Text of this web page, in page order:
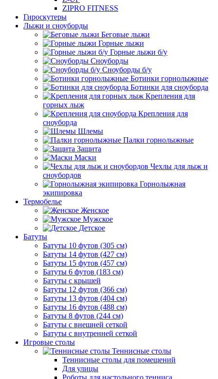
ZIPRO FITNESS
Гироскутеры
Лыжи и сноуборды
Беговые лыжи
Горные лыжи
Горные лыжи б/у
Сноуборды
Сноуборды б/у
Ботинки горнолыжные
Ботинки для сноуборда
Крепления для
горных лыж
Крепления для
сноуборда
Шлемы
Палки горнолыжные
Защита
Маски
Чехлы для лыж и
сноубордов
Горнолыжная
экипировка
Термобелье
Женское
Мужское
Детское
Батуты
Батуты 10 футов (305 см)
Батуты 14 футов (427 см)
Батуты 15 футов (457 см)
Батуты 6 футов (183 см)
Батуты с крышей
Батуты 12 футов (366 см)
Батуты 13 футов (404 см)
Батуты 16 футов (488 см)
Батуты 8 футов (244 см)
Батуты с внешней сеткой
Батуты с внутренней сеткой
Игровые столы
Теннисные столы
Теннисные столы для помещений
Для улицы
Роботы для настольного тенниса